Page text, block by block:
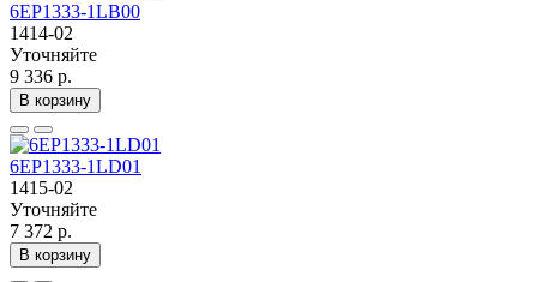
6EP1333-1LB00
1414-02
Уточняйте
9 336 р.
В корзину
6EP1333-1LD01
1415-02
Уточняйте
7 372 р.
В корзину